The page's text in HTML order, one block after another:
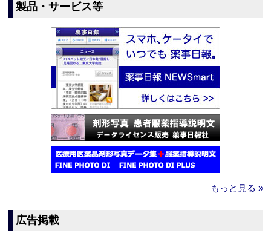
製品・サービス等
もっと見る »
広告掲載